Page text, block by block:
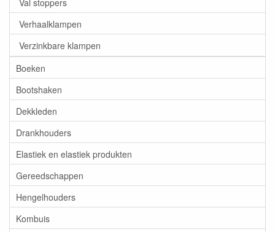
Verhaalklampen
Verzinkbare klampen
Boeken
Bootshaken
Dekkleden
Drankhouders
Elastiek en elastiek produkten
Gereedschappen
Hengelhouders
Kombuis